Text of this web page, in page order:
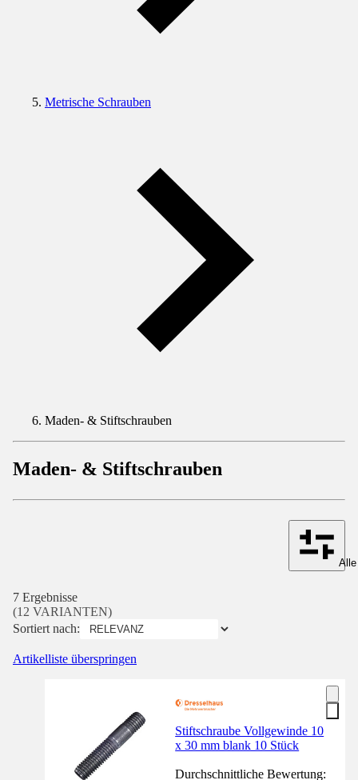
Metrische Schrauben
Maden- & Stiftschrauben
Maden- & Stiftschrauben
7 Ergebnisse
(12 VARIANTEN)
Sortiert nach:
Artikelliste überspringen
Stiftschraube Vollgewinde 10
x 30 mm blank 10 Stück
Durchschnittliche Bewertung: